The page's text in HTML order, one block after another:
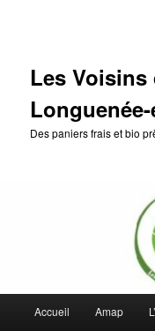
Les Voisins
Des paniers frais et bio
principal
Accueil Amap